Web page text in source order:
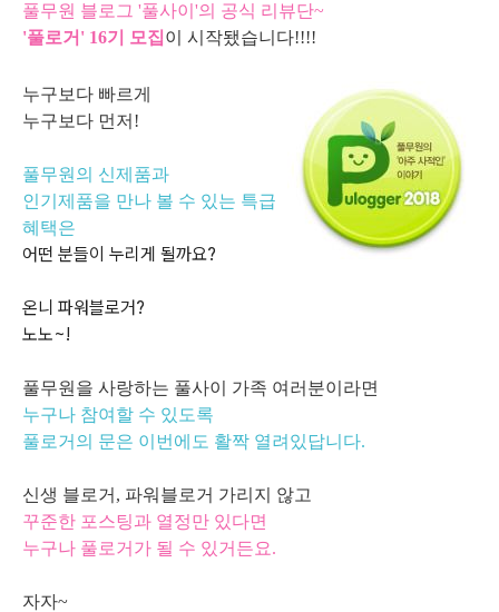
풀무원 블로그 '풀사이'의 공식 리뷰단~
'풀로거' 16기 모집 이 시작됐습니다!!!!
누구보다 빠르게
누구보다 먼저!
풀무원의 신제품과
인기제품을 만나 볼 수 있는 특급
혜택은
어떤 분들이 누리게 될까요?
온니 파워블로거?
노노~!
풀무원을 사랑하는 풀사이 가족 여러분이라면
누구나 참여할 수 있도록
풀로거의 문은 이번에도 활짝 열려있답니다.
신생 블로거, 파워블로거 가리지 않고
꾸준한 포스팅과 열정만 있다면
누구나 풀로거가 될 수 있거든요.
자자~